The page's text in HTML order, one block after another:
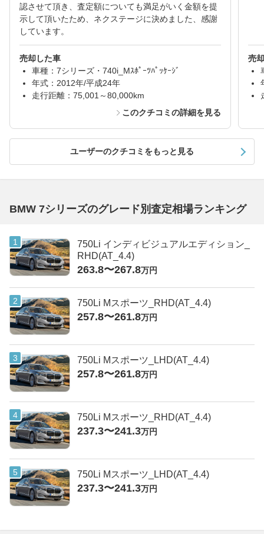
認させて頂き、査定額についても満足がいく金額を提
示して頂いたため、ネクステージに決めました、感謝
しています。
売却した車
車種：7シリーズ・740i_Mｽﾎﾟｰﾂﾊﾟｯｹｰｼﾞ
年式：2012年/平成24年
走行距離：75,001～80,000km
このクチコミの詳細を見る
売
ユーザーのクチコミをもっと見る
BMW 7シリーズのグレード別査定相場ランキング
750Li インディビジュアルエディション_
RHD(AT_4.4)
263.8〜267.8万円
750Li Mスポーツ_RHD(AT_4.4)
257.8〜261.8万円
750Li Mスポーツ_LHD(AT_4.4)
257.8〜261.8万円
750Li Mスポーツ_RHD(AT_4.4)
237.3〜241.3万円
750Li Mスポーツ_LHD(AT_4.4)
237.3〜241.3万円